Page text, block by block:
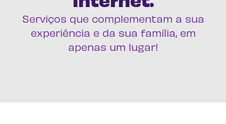
Serviços que complementam a sua
experiência e da sua família, em
apenas um lugar!